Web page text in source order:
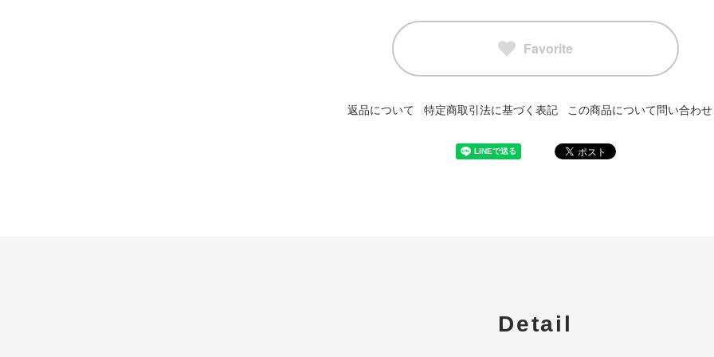
Favorite
返品について 特定商取引法に基づく表記 この商品について問い合わ
Detail